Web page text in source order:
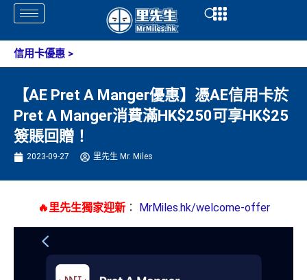
Skip
content
Open
信用卡優惠 >
【AE Pret A Manger優惠】憑AE信用卡於
Pret A Manger消費滿HK$250可享HK$25
簽賬回贈！
2023-09-27 里先生 Mr. Miles
🔥里先生獨家迎新： MrMiles.hk/welcome-offer